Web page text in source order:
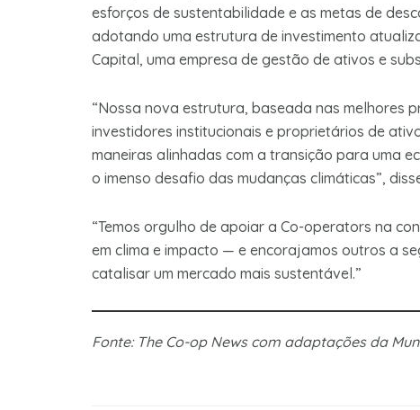
esforços de sustentabilidade e as metas de
adotando uma estrutura de investimento
Capital, uma empresa de gestão de ativos e
“Nossa nova estrutura, baseada nas melhores
investidores institucionais e proprietários de
maneiras alinhadas com a transição para uma
o imenso desafio das mudanças climáticas”,
“Temos orgulho de apoiar a Co-operators na
em clima e impacto — e encorajamos outros a
catalisar um mercado mais sustentável.”
Fonte: The Co-op News com adaptações da